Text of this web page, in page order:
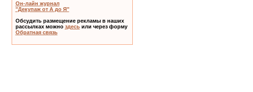
Он-лайн журнал
"Декупаж от А до Я"
Обсудить размещение рекламы в наших
рассылках можно здесьили через форму
Обратная связь